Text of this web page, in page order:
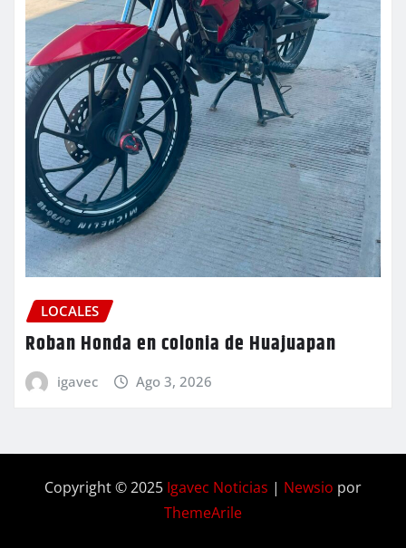
LOCALES
Roban Honda en colonia de Huajuapan
igavec Ago 3, 2026
Copyright © 2025 Igavec Noticias | Newsio por
ThemeArile